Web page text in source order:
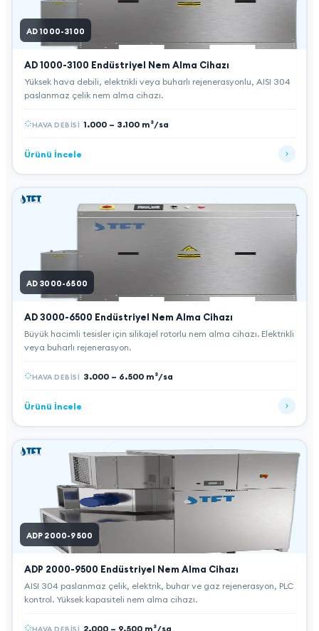
AD 1000-3100
AD 1000-3100 Endüstriyel Nem Alma Cihazı
Yüksek hava debili, elektrikli veya buharlı rejenerasyonlu, AISI 304
paslanmaz çelik nem alma cihazı.
HAVA DEBISI 1.000 – 3.100 m³/sa
Ürünü İncele
AD 3000-6500
AD 3000-6500 Endüstriyel Nem Alma Cihazı
Büyük hacimli tesisler için silikajel rotorlu nem alma cihazı. Elektrikli
veya buharlı rejenerasyon.
HAVA DEBISI 3.000 – 6.500 m³/sa
Ürünü İncele
ADP 2000-9500
ADP 2000-9500 Endüstriyel Nem Alma Cihazı
AISI 304 paslanmaz çelik, elektrik, buhar ve gaz rejenerasyon, PLC
kontrol. Yüksek kapasiteli nem alma cihazı.
2.000 – 9.500 m³/sa